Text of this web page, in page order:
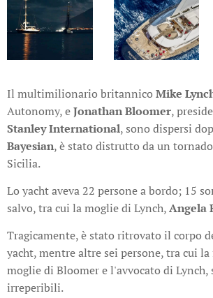
Il multimilionario britannico Mike
Autonomy, eJonathan Bloomer,
Stanley International, sono dispersi
Bayesian, è stato distrutto da un
Sicilia.
Lo yacht aveva 22 persone a bordo; 15
salvo, tra cui la moglie di Lynch,Angela
Tragicamente, è stato ritrovato il corpo
yacht, mentre altre sei persone, tra cui
moglie di Bloomer e l'avvocato di Lynch,
irreperibili.